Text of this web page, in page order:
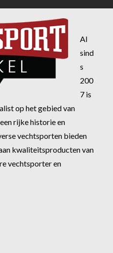
Al
sind
s
200
7 is
op het gebied van
rijke historie en
vechtsporten bieden
kwaliteitsproducten van
vechtsporter en